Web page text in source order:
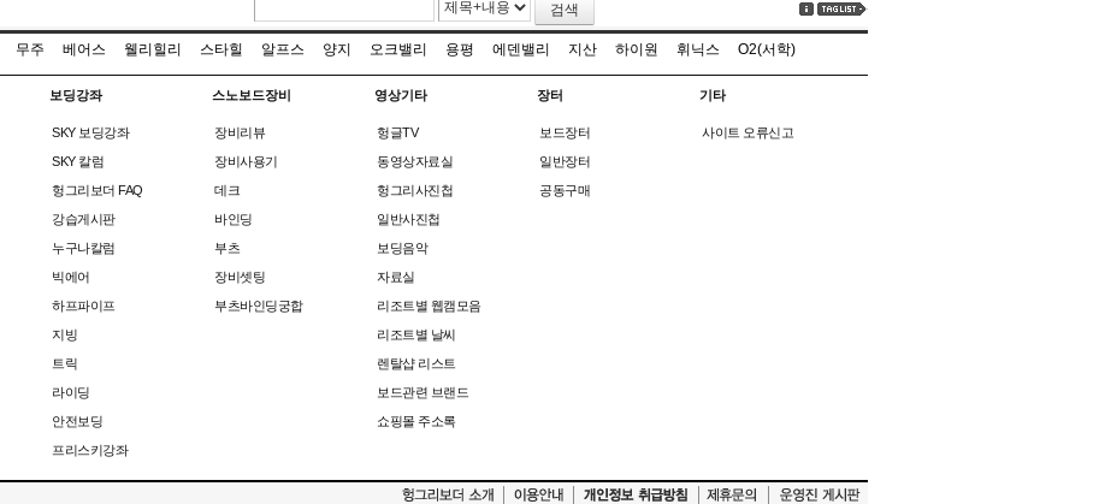
검색
무주 베어스 웰리힐리 스타힐 알프스 양지 오크밸리 용평 에덴밸리 지산 하이원 휘닉스 O2(서학)
보딩강좌
SKY 보딩강좌
SKY 칼럼
헝그리보더 FAQ
강습게시판
누구나칼럼
빅에어
하프파이프
지빙
트릭
라이딩
안전보딩
프리스키강좌
스노보드장비
장비리뷰
장비사용기
데크
바인딩
부츠
장비셋팅
부츠바인딩궁합
영상기타
헝글TV
동영상자료실
헝그리사진첩
일반사진첩
보딩음악
자료실
리조트별 웹캠모음
리조트별 날씨
렌탈샵 리스트
보드관련 브랜드
쇼핑몰 주소록
장터
보드장터
일반장터
공동구매
기타
사이트 오류신고